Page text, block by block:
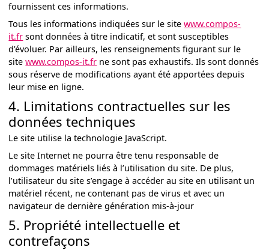
fournissent ces informations.
Tous les informations indiquées sur le sitewww.compos-
it.fr sont données à titre indicatif, et sont susceptibles
d’évoluer. Par ailleurs, les renseignements figurant sur le
sitewww.compos-it.fr ne sont pas exhaustifs. Ils sont donnés
sous réserve de modifications ayant été apportées depuis
leur mise en ligne.
4. Limitations contractuelles sur les
données techniques
Le site utilise la technologie JavaScript.
Le site Internet ne pourra être tenu responsable de
dommages matériels liés à l’utilisation du site. De plus,
l’utilisateur du site s’engage à accéder au site en utilisant un
matériel récent, ne contenant pas de virus et avec un
navigateur de dernière génération mis-à-jour
5. Propriété intellectuelle et
contrefaçons